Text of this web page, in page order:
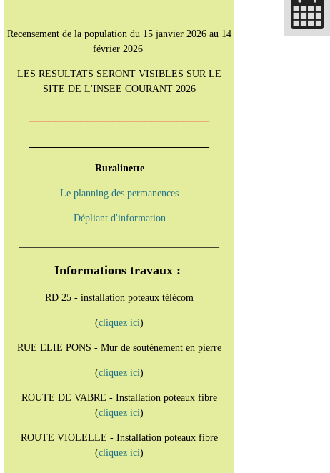
Recensement de la population du 15 janvier 2026 au 14
février 2026
LES RESULTATS SERONT VISIBLES SUR LE
SITE DE L'INSEE COURANT 2026
Ruralinette
Le planning des permanences
Dépliant d'information
Informations travaux :
RD 25 - installation poteaux télécom
(cliquez ici)
RUE ELIE PONS - Mur de soutènement en pierre
(cliquez ici)
ROUTE DE VABRE - Installation poteaux fibre
(cliquez ici)
ROUTE VIOLELLE - Installation poteaux fibre
(cliquez ici)